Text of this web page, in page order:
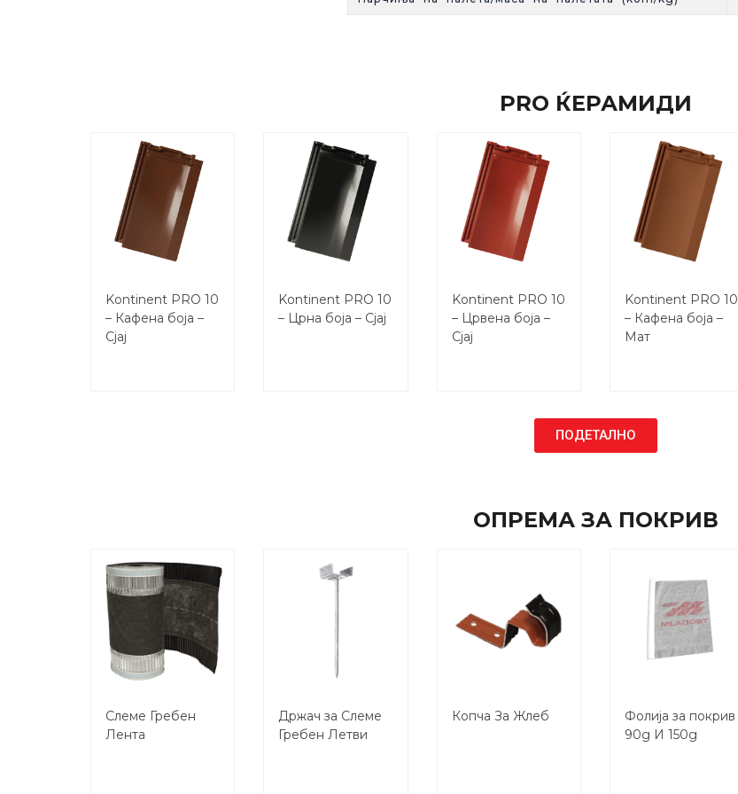
PRO ЌЕРАМИДИ
Kontinent PRO 10
– Кафена боја –
Сјај
Kontinent PRO 10
– Црна боја – Сјај
Kontinent PRO 10
– Црвена боја –
Сјај
Kontinent PRO 10
– Кафена боја –
Mат
ПОДЕТАЛНО
ОПРЕМА ЗА ПОКРИВ
Слеме Гребен
Лента
Држач за Слеме
Гребен Летви
Копча За Жлеб
Фолија за покрив
90g И 150g